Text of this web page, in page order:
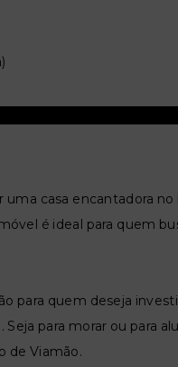
)
casa encantadora
é ideal para quem
para quem deseja
para morar ou para
de Viamão.